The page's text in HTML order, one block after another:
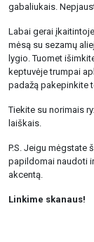
gabaliukais.
Labai gerai
mėsą su sezamų
lygio. Tuomet
keptuvėje trumpai
padažą pakepinkite
Tiekite su norimais
laiškais.
P.S. Jeigu mėgstate
papildomai naudoti
akcentą.
Linkime skanaus!